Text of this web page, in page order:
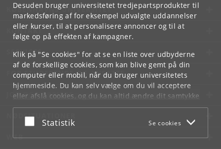
Desuden bruger universitetet tredjepartsprodukter til
markedsføring af for eksempel udvalgte uddannelser
eller kurser, til at personalisere annoncer og til at
følge op på effekten af kampagner.
Klik på "Se cookies" for at se en liste over udbyderne
af de forskellige cookies, som kan blive gemt på din
computer eller mobil, når du bruger universitetets
hjemmeside. Du kan selv vælge om du vil acceptere
eller afslå cookies, og du kan altid ændre dit samtykke
underCookie- og privatlivspolitiksom du finder i
bunden af hver side.
Acceptér eller afslå
Statistik Se cookies
KØBENHAVNS UNIVERSITET
KONTAKT
SERVICES
FOR STUDERENDE OG ANSATTE
JOB OG KARRIERE
NØDSITUATIONER
WEB